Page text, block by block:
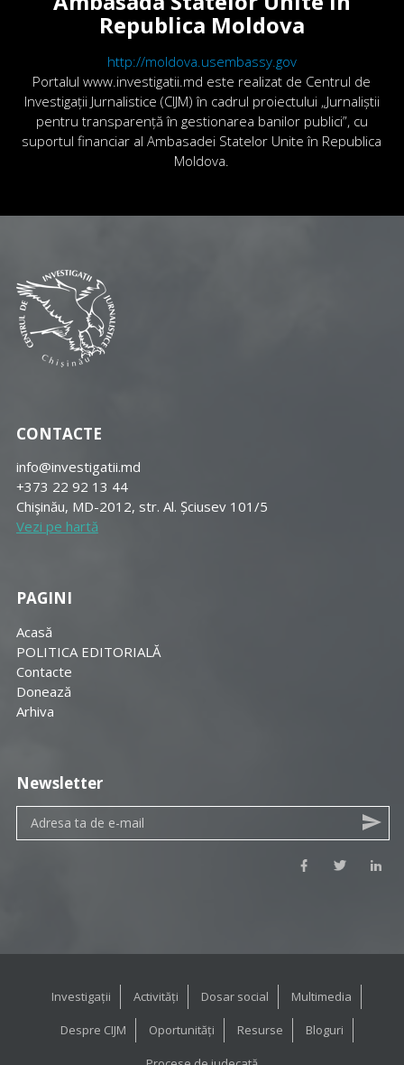
Republica Moldova
http://moldova.usembassy.gov
Portalul www.investigatii.md este realizat de Centrul de
Investigații Jurnalistice (CIJM) în cadrul proiectului „Jurnaliștii
pentru transparență în gestionarea banilor publici”, cu
suportul financiar al Ambasadei Statelor Unite în Republica
Moldova.
CONTACTE
info@investigatii.md
+373 22 92 13 44
Chişinău, MD-2012, str. Al. Șciusev 101/5
Vezi pe hartă
PAGINI
Acasă
POLITICA EDITORIALĂ
Contacte
Donează
Arhiva
Newsletter
Investigații Activități Dosar social Multimedia
Despre CIJM Oportunități Resurse Bloguri